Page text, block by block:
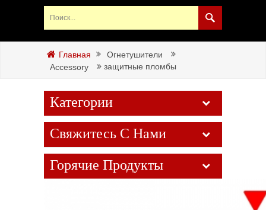
Главная
Огнетушители
Accessory
защитные пломбы
Категории
Свяжитесь С Нами
Горячие Продукты